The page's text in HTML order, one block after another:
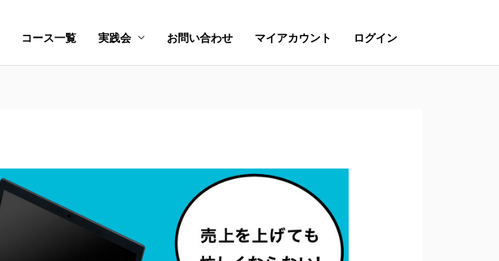
コース一覧 実践会 お問い合わせ マイアカウント ログイン